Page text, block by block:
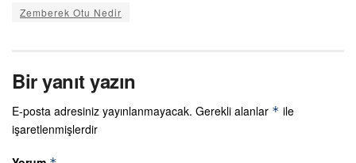
Zemberek Otu Nedir
Bir yanıt yazın
E-posta adresiniz yayınlanmayacak. Gerekli alanlar * ile
işaretlenmişlerdir